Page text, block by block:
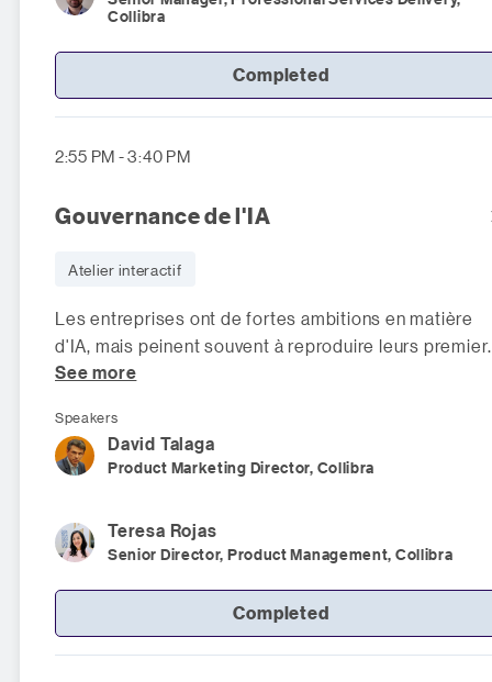
Collibra
Completed
2:55 PM - 3:40 PM
Gouvernance de l'IA
Atelier interactif
Les entreprises ont de fortes ambitions en matière
d'IA, mais peinent souvent à reproduire leurs
succès à l'échelle. Les
See more
Speakers
David Talaga
Product Marketing Director, Collibra
Teresa Rojas
Senior Director, Product Management, Collibra
Completed